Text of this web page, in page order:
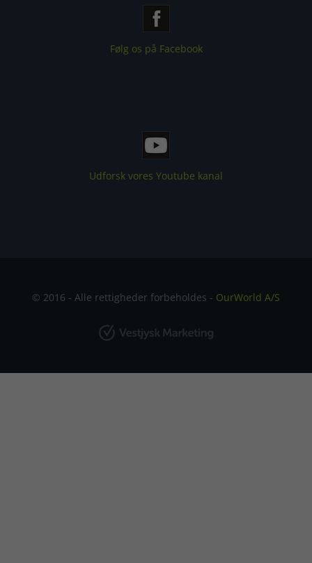
Følg os på Facebook
Udforsk vores Youtube kanal
© 2016 - Alle rettigheder forbeholdes - OurWorld A/S